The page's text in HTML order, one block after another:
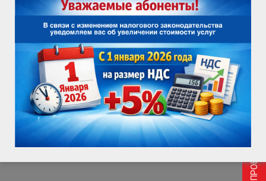
ПРОВЕРИТЬ ВОЗМОЖНОСТЬ ПОДКЛЮЧЕНИЯ
правомерное, так и неправомерное) третьими лицами
Информации, размещенной Пользователем на Сайте, включая
её воспроизведение и распространение, осуществленные
всеми возможными способами.
Сайт имеет право вносить изменения в настоящее
Соглашение. При внесении изменений в актуальной редакции
указывается дата последнего обновления. Новая редакция
Соглашения вступает в силу с момента ее размещения, если
иное не предусмотрено новой редакцией Соглашения.
К настоящему Соглашению и отношениям между
пользователем и Сайтом, возникающим в связи с
применением Соглашения, подлежит применению право
Российской Федерации.